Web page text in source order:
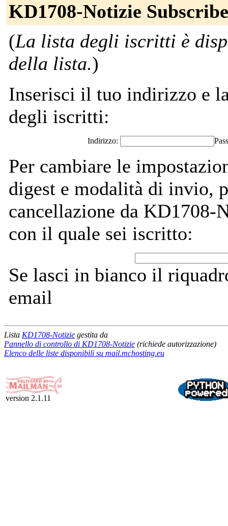
KD1708-Notizie
(La lista degli iscritti è
della lista.)
Inserisci il tuo indirizzo e
degli iscritti:
Indirizzo:
Per cambiare le
digest e modalità di invio,
cancellazione da
con il quale sei iscritto:
Se lasci in bianco il
email
Lista KD1708-Notizie gestita da
Pannello di controllo di KD1708-Notizie (richiede autorizzazione)
Elenco delle liste disponibili su mail.mchosting.eu
version 2.1.11